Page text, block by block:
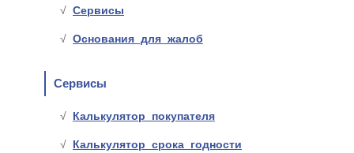
Сервисы
Основания для жалоб
Сервисы
Калькулятор покупателя
Калькулятор срока годности